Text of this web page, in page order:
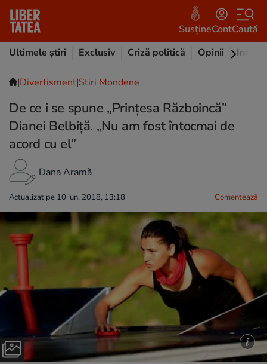
SusțineContCaută
Ultimele știri
Exclusiv Criză politică Opinii
|Divertisment|Stiri Mondene
De ce i se spune „Prințesa Războincă”
Dianei Belbiță. „Nu am fost întocmai de
acord cu el”
Dana Aramă
Actualizat pe 10 iun. 2018, 13:18 Comentează